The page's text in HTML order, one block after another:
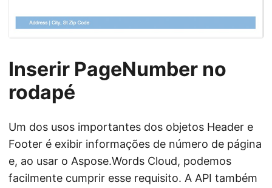
Inserir PageNumber no
rodapé
Um dos usos importantes dos objetos Header e
Footer é exibir informações de número de página
e, ao usar o Aspose.Words Cloud, podemos
facilmente cumprir esse requisito. A API também